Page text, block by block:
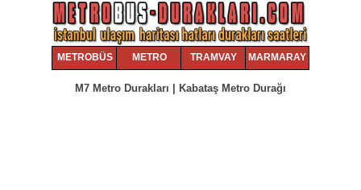
METROBÜS METRO TRAMVAY MARMARAY
M7 Metro Durakları | Kabataş Metro Durağı